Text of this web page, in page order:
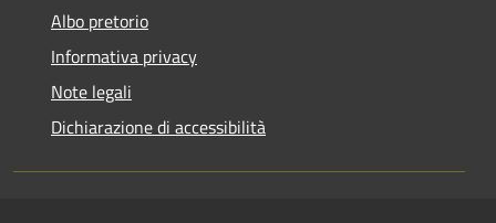
Albo pretorio
Informativa privacy
Note legali
Dichiarazione di accessibilità